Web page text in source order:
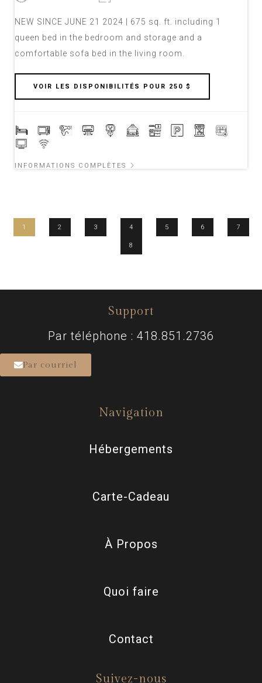
NEW SINCE JUNE 21 2024 | 675 sq. ft. including 1
queen bed in the bedroom and storage and a
comfortable sofa bed in the living room.
VOIR LES DISPONIBILITÉS POUR 250 $
INFORMATIONS COMPLÈTES
1 2 3 4 5 6 7
8
Support
Par téléphone : 418.851.2736
Par courriel
Navigation
Hébergements
Carte-Cadeau
À Propos
Quoi faire
Contact
Suivez-nous